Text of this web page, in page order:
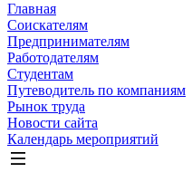
Главная
Соискателям
Предпринимателям
Работодателям
Студентам
Путеводитель по компаниям
Рынок труда
Новости сайта
Календарь мероприятий